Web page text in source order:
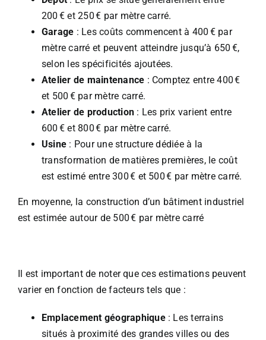
200 € et 250 € par mètre carré.
Garage : Les coûts commencent à 400 € par
mètre carré et peuvent atteindre jusqu’à 650 €,
selon les spécificités ajoutées.
Atelier de maintenance : Comptez entre 400 €
et 500 € par mètre carré.
Atelier de production : Les prix varient entre
600 € et 800 € par mètre carré.
Usine : Pour une structure dédiée à la
transformation de matières premières, le coût
est estimé entre 300 € et 500 € par mètre carré.
En moyenne, la construction d’un bâtiment industriel
est estimée autour de 500 € par mètre carré
Il est important de noter que ces estimations peuvent
varier en fonction de facteurs tels que :
Emplacement géographique: Les terrains
situés à proximité des grandes villes ou des